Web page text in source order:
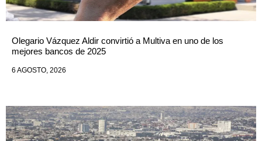
Olegario Vázquez Aldir convirtió a Multiva en uno de los
mejores bancos de 2025
6 AGOSTO, 2026